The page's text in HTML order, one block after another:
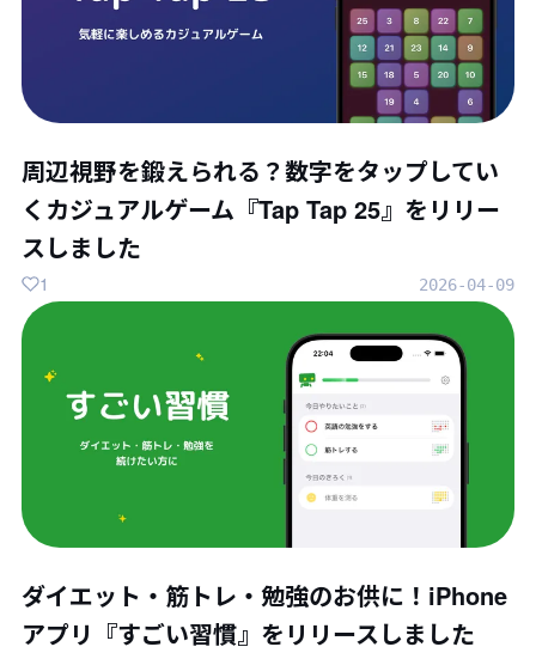
周辺視野を鍛えられる？数字をタップしてい
くカジュアルゲーム『Tap Tap 25』をリリー
スしました
2026-04-09
1
ダイエット・筋トレ・勉強のお供に！iPhone
アプリ『すごい習慣』をリリースしました